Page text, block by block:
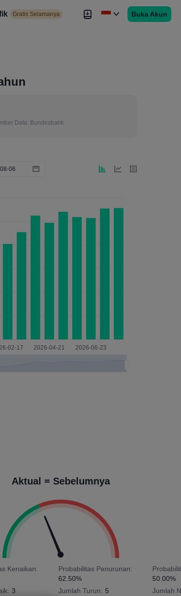
Gratis Selamanya Buka Akun
Data: Bundesbank
Aktual = Sebelumnya
Kenaikan:
3
Probabilitas Penurunan:
62.50%
Jumlah Turun: 5
50.00%
Jumlah